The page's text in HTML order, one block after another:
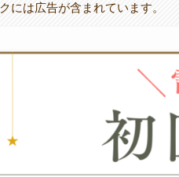
には広告が含まれています。